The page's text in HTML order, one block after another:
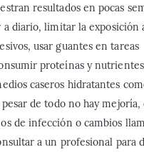
resultados en pocas
a diario, limitar la exposición
usar guantes en tareas
proteínas y
caseros hidratantes
de todo no hay mejoría,
de infección o cambios
a un profesional para